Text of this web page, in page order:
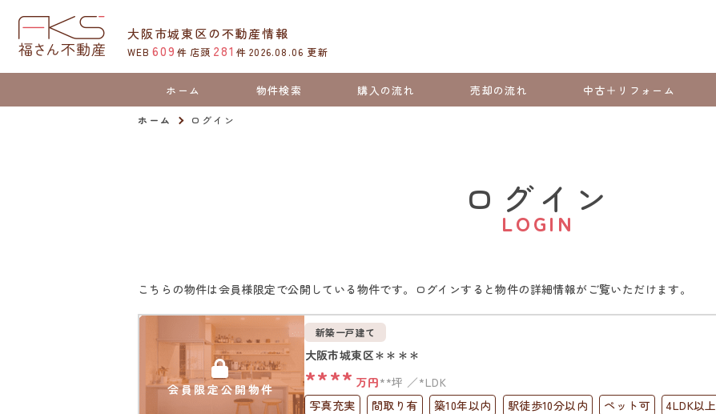
大阪市城東区の不動産情報
WEB 609 件 店頭 281 件 2026.08.06 更新
ホーム 物件検索 購入の流れ 売却の流れ 中古＋リフォーム
ホーム ログイン
ログイン
LOGIN
こちらの物件は会員様限定で公開している物件です。ログインすると物件の詳細情報がご覧いただけます。
会員限定公開物件
新築一戸建て
大阪市城東区＊＊＊＊
**** 万円**坪
*LDK
写真充実
間取り有 築10年以内 駅徒歩10分以内 ペット可
4LDK以上